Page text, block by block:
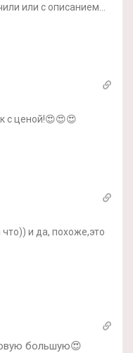
или с описанием…
с ценой!😍😍😍
и да, похоже,это
большую😍